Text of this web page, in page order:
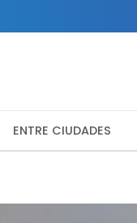
ENTRE CIUDADES